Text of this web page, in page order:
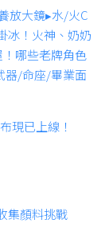
放大鏡▸水/火C
冰！火神、奶奶
哪些老牌角色
器/命座/畢業面
現已上線！
集顏料挑戰